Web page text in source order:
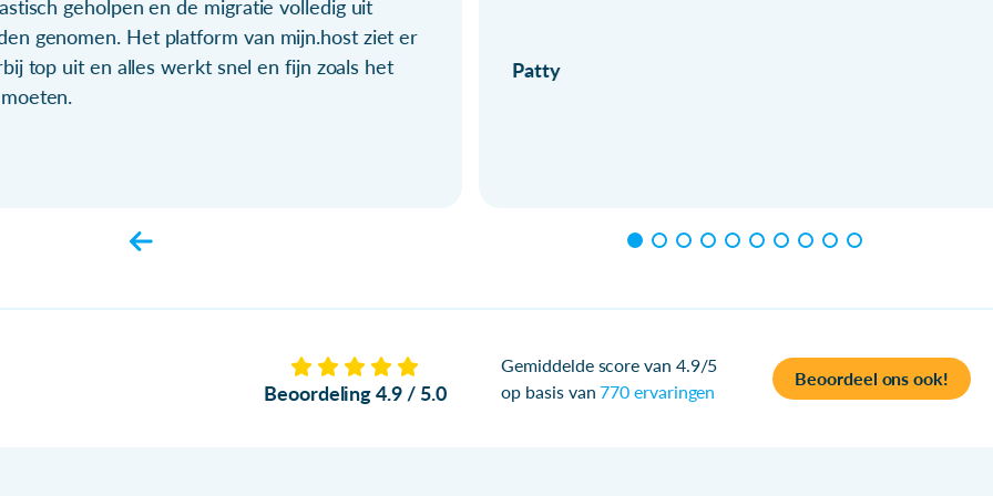
geholpen en de migratie volledig uit
genomen. Het platform van mijn.host ziet er
top uit en alles werkt snel en fijn zoals het
Patty
Beoordeling 4.9 / 5.0
Gemiddelde score van 4.9/5
op basis van770 ervaringen
Beoordeel ons ook!